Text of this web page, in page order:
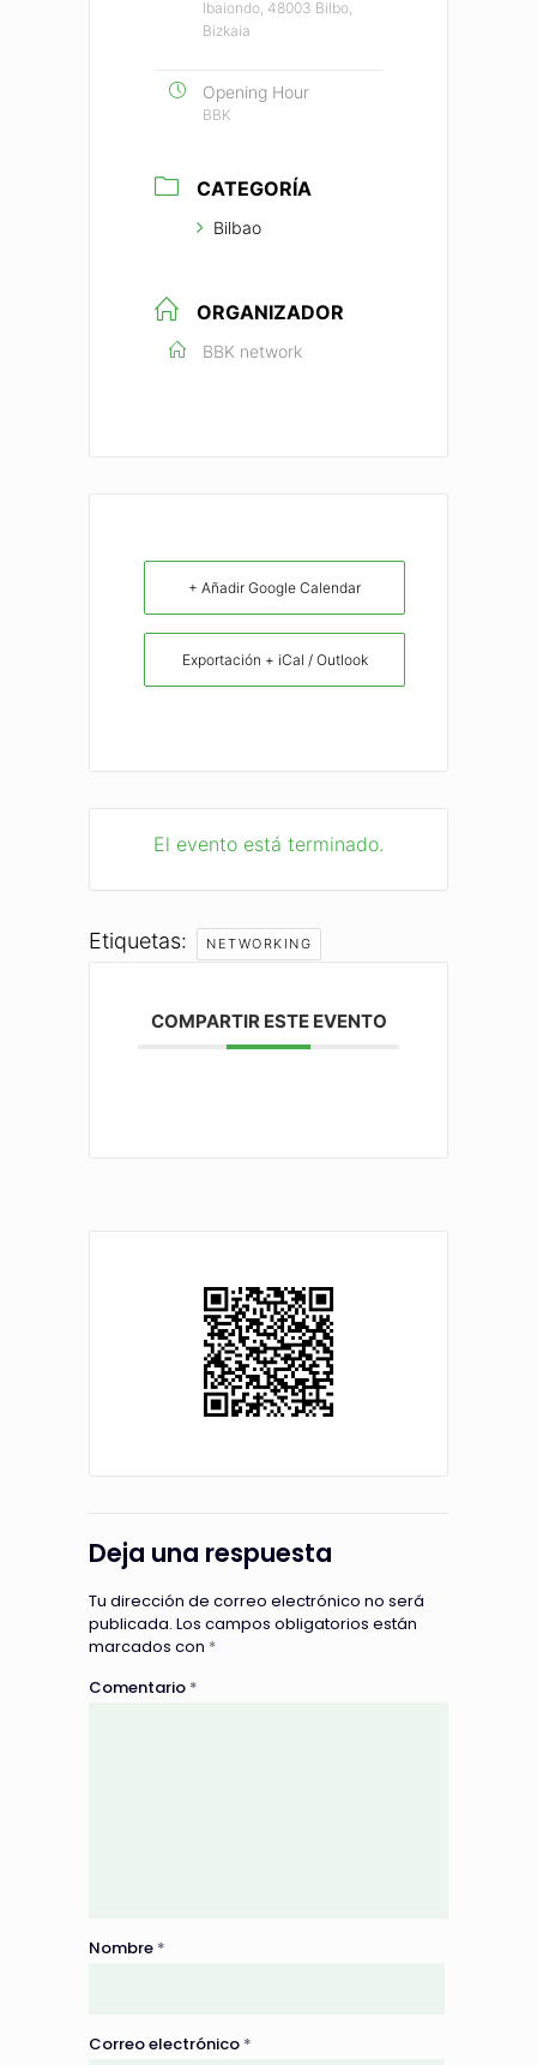
Ibaiondo, 48003 Bilbo,
Bizkaia
Opening Hour
BBK
CATEGORÍA
Bilbao
ORGANIZADOR
BBK network
+ Añadir Google Calendar
Exportación + iCal / Outlook
El evento está terminado.
Etiquetas: NETWORKING
COMPARTIR ESTE EVENTO
Deja una respuesta
Tu dirección de correo electrónico no será
publicada. Los campos obligatorios están
marcados con *
Comentario *
Nombre *
Correo electrónico *